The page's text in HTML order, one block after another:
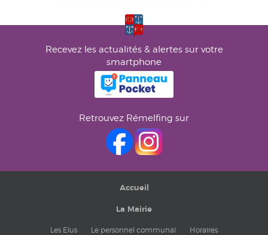
Recevez les actualités & alertes sur votre
smartphone
Retrouvez Rémelfing sur
Accueil
La Mairie
Les Elus Le personnel communal Horaires